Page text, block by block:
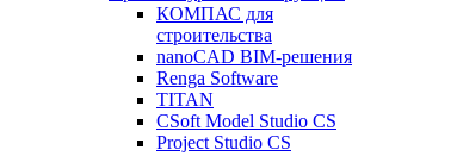
КОМПАС для
строительства
nanoCAD BIM-решения
Renga Software
TITAN
CSoft Model Studio CS
Project Studio CS